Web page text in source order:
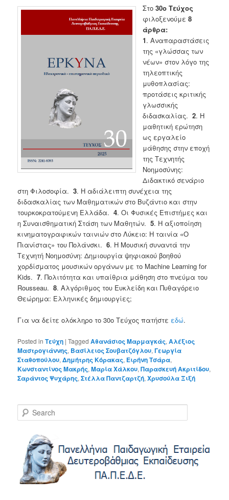
Στο30ο Τεύχος
φιλοξενούμε8
άρθρα:
1. Αναπαραστάσεις
της «γλώσσας των
νέων» στον λόγο της
τηλεοπτικής
μυθοπλασίας:
προτάσεις κριτικής
γλωσσικής
διδασκαλίας.2. Η
μαθητική ερώτηση
ως εργαλείο
μάθησης στην εποχή
της Τεχνητής
Νοημοσύνης:
Διδακτικό σενάριο
στη Φιλοσοφία.3. Η αδιάλειπτη συνέχεια της
διδασκαλίας των Μαθηματικών στο Βυζάντιο και στην
τουρκοκρατούμενη Ελλάδα.4. Οι Φυσικές Επιστήμες και
η Συναισθηματική Στάση των Μαθητών.5. Η αξιοποίηση
κινηματογραφικών ταινιών στο Λύκειο: Η ταινία «Ο
Πιανίστας» του Πολάνσκι.6. Η Μουσική συναντά την
Τεχνητή Νοημοσύνη: Δημιουργία ψηφιακού βοηθού
χορδίσματος μουσικών οργάνων με το Machine Learning for
Kids.7. Πολιτότητα και υπαίθρια μάθηση στο πνεύμα του
Rousseau.8. Αλγόριθμος του Ευκλείδη και Πυθαγόρειο
Θεώρημα: Ελληνικές δημιουργίες;
Για να δείτε ολόκληρο το 30ο Τεύχος πατήστε εδώ.
Posted in Τεύχη |Tagged Αθανάσιος Μαρμαγκάς,Αλέξιος
Μαστρογιάννης, Βασίλειος Σουβατζόγλου,Γεωργία
Σταθοπούλου,Δημήτρης Κόρακας, Ειρήνη Τσάρα,
Κωνσταντίνος Μακρής,Μαρία Χάλκου,Παρασκευή Ακριτίδου,
Σαράντος Ψυχάρης,Στέλλα Παντζαρτζή,Χρυσούλα Ξιξή
e